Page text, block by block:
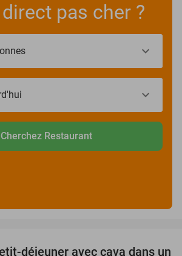
pas cher ?
Cherchez Restaurant
déjeuner avec cava dans un